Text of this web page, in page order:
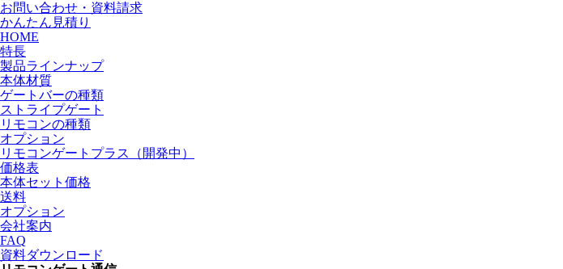
お問い合わせ・資料請求
かんたん見積り
HOME
特長
製品ラインナップ
本体材質
ゲートバーの種類
ストライプゲート
リモコンの種類
オプション
リモコンゲートプラス（開発中）
価格表
本体セット価格
送料
オプション
会社案内
FAQ
資料ダウンロード